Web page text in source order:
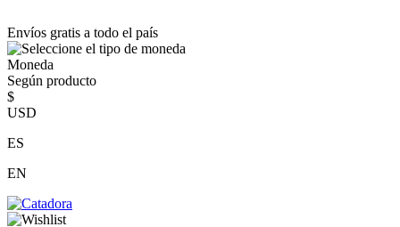
Envíos gratis a todo el país
Moneda
Según producto
$
USD
ES
EN